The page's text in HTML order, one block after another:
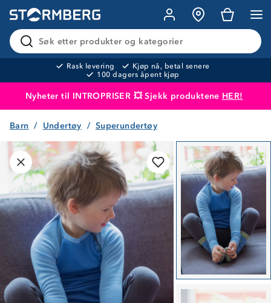
Søk etter produkter og kategorier
Rask levering
Kjøp nå, betal senere
100 dagers åpent kjøp
Nyheter til INTROPRISER 💥 Sjekk produktene HER!
Produktet er lagt i handlekurven
Barn Undertøy Superundertøy